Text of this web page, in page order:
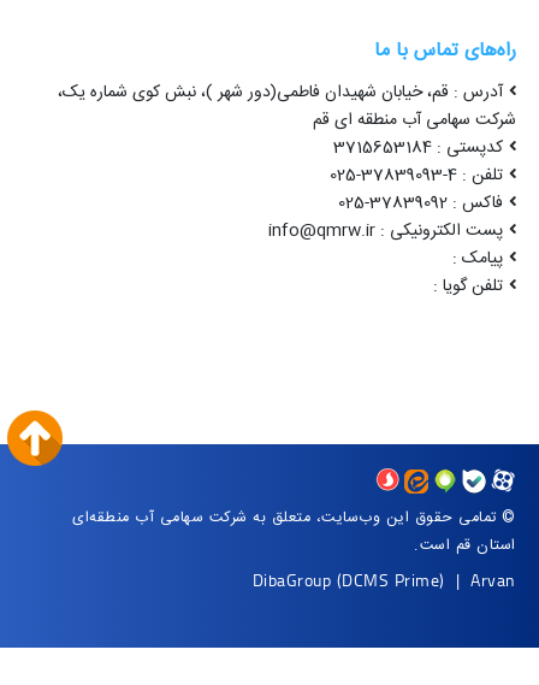
راه‌های تماس با ما
آدرس : قم، خیابان شهیدان فاطمی(دور شهر )، نبش کوی شماره یک،
شرکت سهامی آب منطقه ای قم
کدپستی : 3715653184
تلفن : 4-37839093-025
فاکس : 37839092-025
پست الکترونیکی : info@qmrw.ir
پیامک :
تلفن گویا :
© تمامی حقوق این وب‌سایت، متعلق به شرکت سهامی آب منطقه‌ای
استان قم است.
DibaGroup (DCMS Prime) |Arvan